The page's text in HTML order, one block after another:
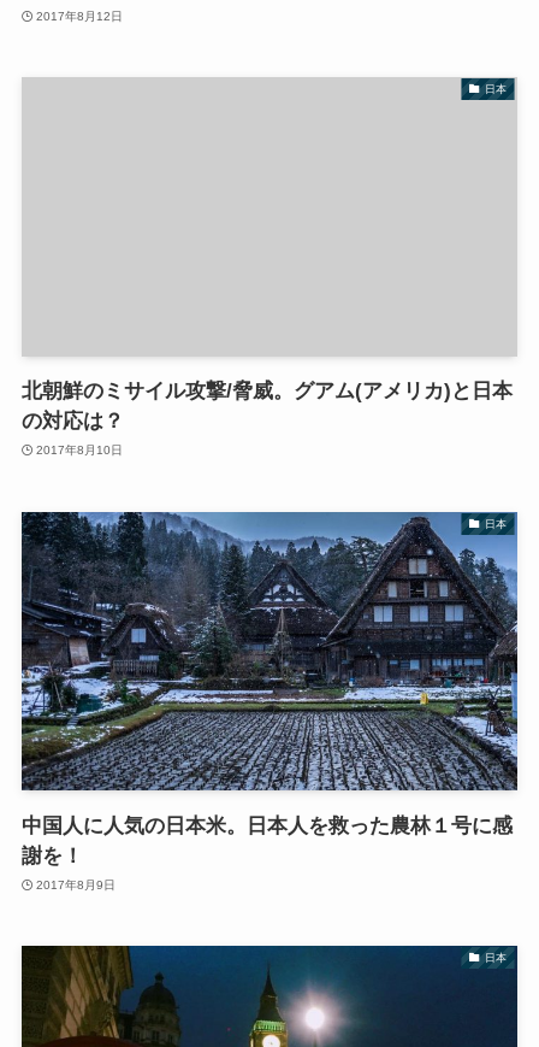
2017年8月12日
日本
北朝鮮のミサイル攻撃/脅威。グアム(アメリカ)と日本
の対応は？
2017年8月10日
日本
中国人に人気の日本米。日本人を救った農林１号に感
謝を！
2017年8月9日
日本